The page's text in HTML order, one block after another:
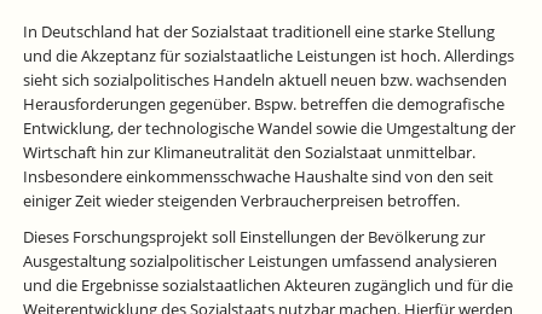
In Deutschland hat der Sozialstaat traditionell eine starke Stellung
und die Akzeptanz für sozialstaatliche Leistungen ist hoch. Allerdings
sieht sich sozialpolitisches Handeln aktuell neuen bzw. wachsenden
Herausforderungen gegenüber. Bspw. betreffen die demografische
Entwicklung, der technologische Wandel sowie die Umgestaltung der
Wirtschaft hin zur Klimaneutralität den Sozialstaat unmittelbar.
Insbesondere einkommensschwache Haushalte sind von den seit
einiger Zeit wieder steigenden Verbraucherpreisen betroffen.
Dieses Forschungsprojekt soll Einstellungen der Bevölkerung zur
Ausgestaltung sozialpolitischer Leistungen umfassend analysieren
und die Ergebnisse sozialstaatlichen Akteuren zugänglich und für die
Weiterentwicklung des Sozialstaats nutzbar machen. Hierfür werden